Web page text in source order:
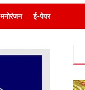
मनोरंजन ई-पेपर